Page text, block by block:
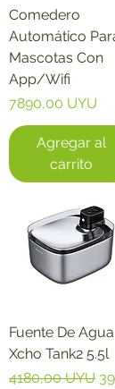
Comedero
Automático
Mascotas Con
App/Wifi
Precio
7890,00 UYU
Agregar al
carrito
Fuente De Agua
Xcho Tank2 5.5l
Precio
4180,00 UYU